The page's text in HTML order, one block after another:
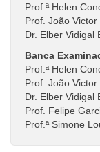
Prof.ª Helen
Prof. João
Dr. Elber Vidigal
Banca
Prof.ª Helen
Prof. João
Dr. Elber Vidigal
Prof. Felipe
Prof.ª Simone